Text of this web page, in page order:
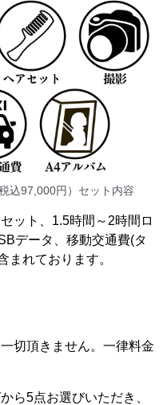
込97,000円）セット内容
ット、1.5時間～2時間ロ
データ、移動交通費(タ
まれております。
切頂きません。一律料金
ら5点お選びいただき、